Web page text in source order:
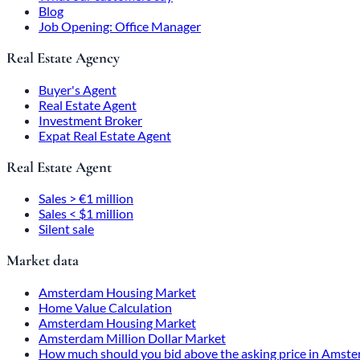
Blog
Job Opening: Office Manager
Real Estate Agency
Buyer's Agent
Real Estate Agent
Investment Broker
Expat Real Estate Agent
Real Estate Agent
Sales > €1 million
Sales < $1 million
Silent sale
Market data
Amsterdam Housing Market
Home Value Calculation
Amsterdam Housing Market
Amsterdam Million Dollar Market
How much should you bid above the asking price in